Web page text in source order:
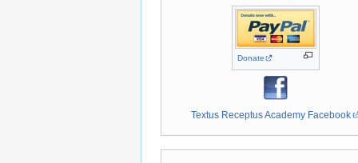
Donate
Textus Receptus Academy Facebook